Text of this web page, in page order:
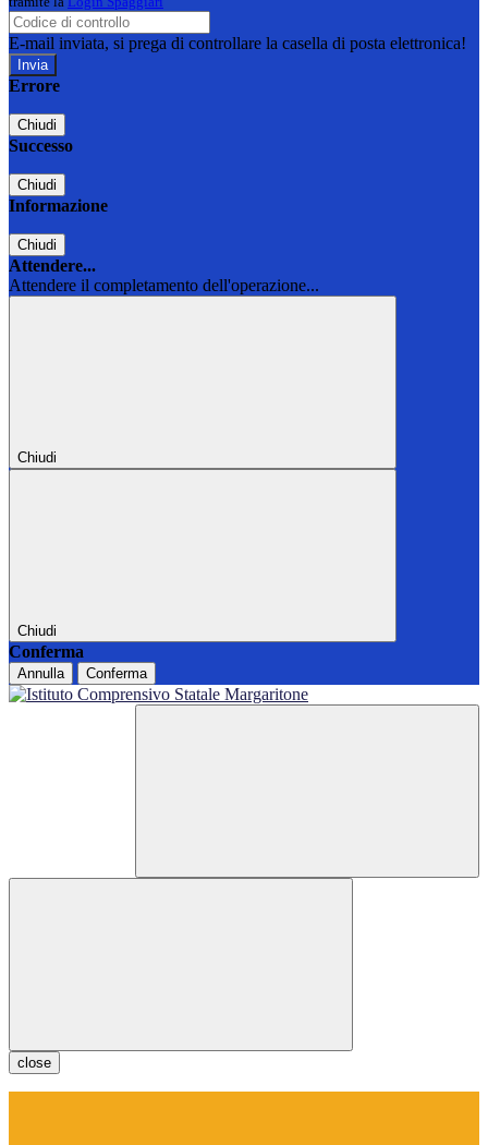
E-mail inviata, si prega di controllare la casella di posta elettronica!
Errore
Chiudi
Successo
Chiudi
Informazione
Chiudi
Attendere...
Attendere il completamento dell'operazione...
Chiudi
Chiudi
Conferma
Annulla Conferma
close